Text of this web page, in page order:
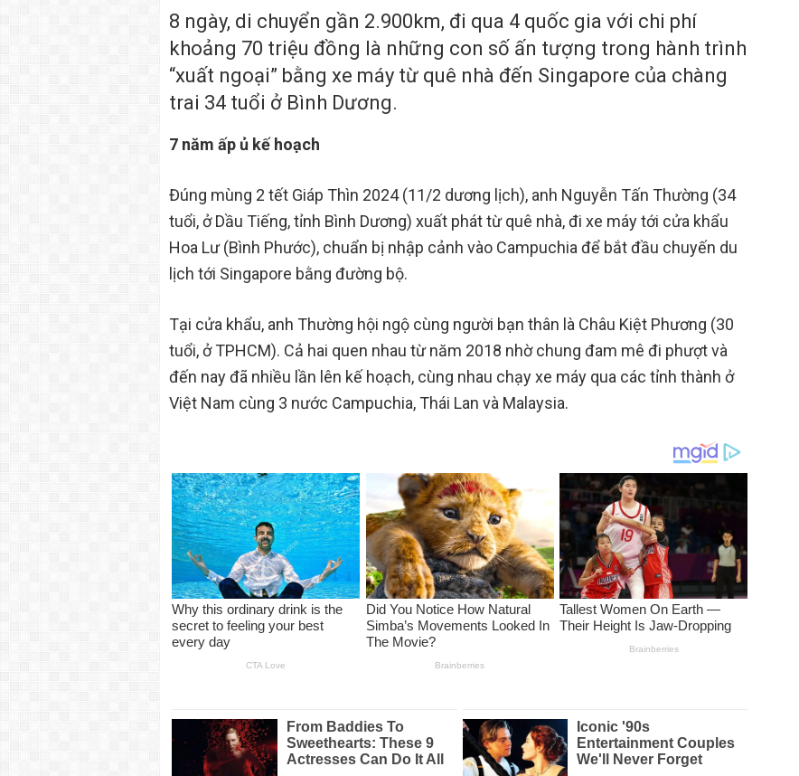
8 ngày, di chuyển gần 2.900km, đi qua 4 quốc gia với chi phí
khoảng 70 triệu đồng là những con số ấn tượng trong hành trình
“xuất ngoại” bằng xe máy từ quê nhà đến Singapore của chàng
trai 34 tuổi ở Bình Dương.
7 năm ấp ủ kế hoạch
Đúng mùng 2 tết Giáp Thìn 2024 (11/2 dương lịch), anh Nguyễn Tấn Thường (34
tuổi, ở Dầu Tiếng, tỉnh Bình Dương) xuất phát từ quê nhà, đi xe máy tới cửa khẩu
Hoa Lư (Bình Phước), chuẩn bị nhập cảnh vào Campuchia để bắt đầu chuyến du
lịch tới Singapore bằng đường bộ.
Tại cửa khẩu, anh Thường hội ngộ cùng người bạn thân là Châu Kiệt Phương (30
tuổi, ở TPHCM). Cả hai quen nhau từ năm 2018 nhờ chung đam mê đi phượt và
đến nay đã nhiều lần lên kế hoạch, cùng nhau chạy xe máy qua các tỉnh thành ở
Việt Nam cùng 3 nước Campuchia, Thái Lan và Malaysia.